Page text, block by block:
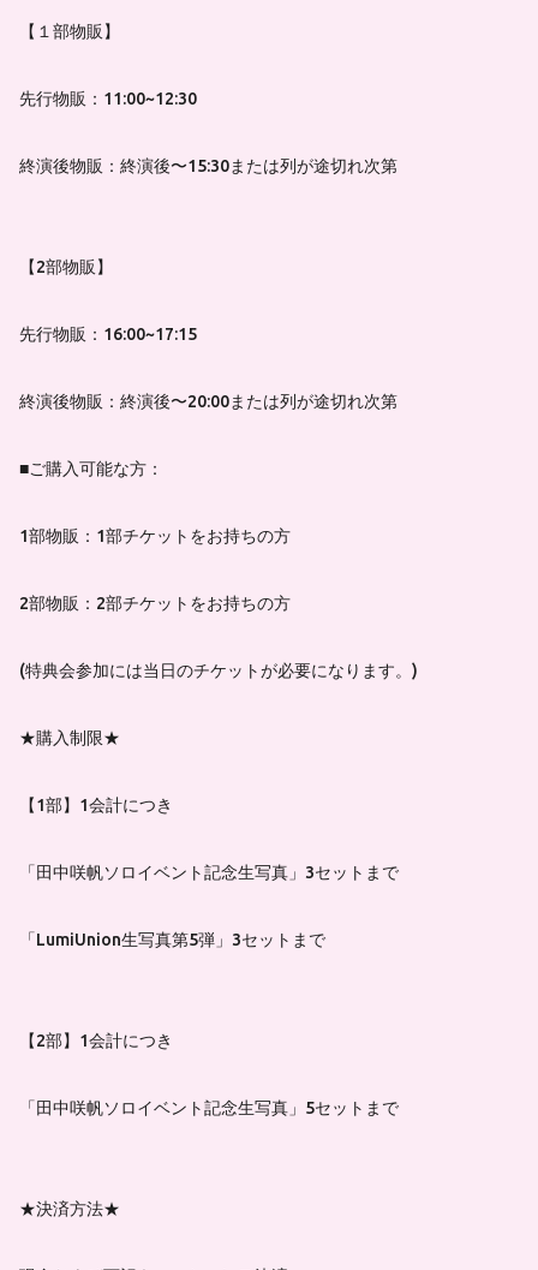
【１部物販】
先行物販：11:00~12:30
終演後物販：終演後〜15:30または列が途切れ次第
【2部物販】
先行物販：16:00~17:15
終演後物販：終演後〜20:00または列が途切れ次第
■ご購入可能な方：
1部物販：1部チケットをお持ちの方
2部物販：2部チケットをお持ちの方
(特典会参加には当日のチケットが必要になります。)
★購入制限★
【1部】1会計につき
「田中咲帆ソロイベント記念生写真」3セットまで
「LumiUnion生写真第5弾」3セットまで
【2部】1会計につき
「田中咲帆ソロイベント記念生写真」5セットまで
★決済方法★